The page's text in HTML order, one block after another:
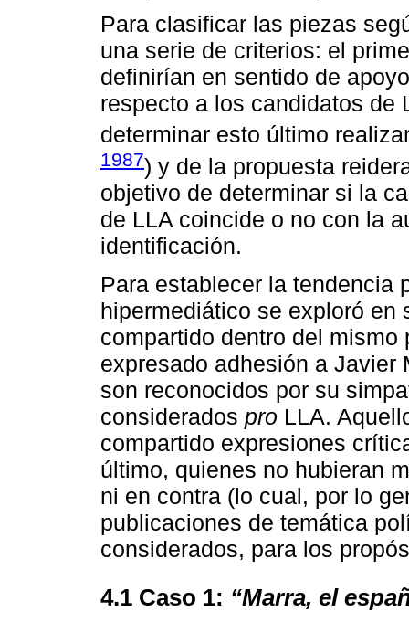
Para clasificar las piezas
una serie de criterios: el
definirían en sentido de
respecto a los candidatos de
determinar esto último
1987) y de la propuesta
objetivo de determinar si la
de LLA coincide o no con la
identificación.
Para establecer la tendencia
hipermediático se exploró
compartido dentro del
expresado adhesión a
son reconocidos por su
considerados pro LLA.
compartido expresiones
último, quienes no hubieran
ni en contra (lo cual, por lo
publicaciones de temática
considerados, para los
4.1 Caso 1: “Marra, el